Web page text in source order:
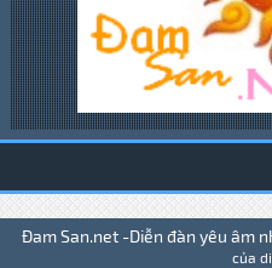
Đam San.net -Diễn đàn yêu âm
của